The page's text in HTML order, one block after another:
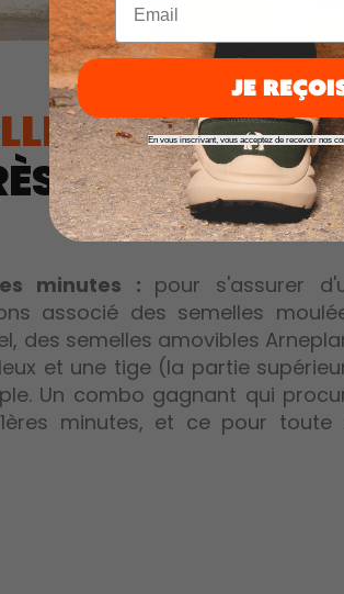
SE
PEU POUR
minutes : pour s'assurer
associé des semelles
des semelles amovibles
et une tige (la partie
Un combo gagnant qui
minutes, et ce pour toute
JE
En vous inscrivant, vous acceptez de recevoir nos